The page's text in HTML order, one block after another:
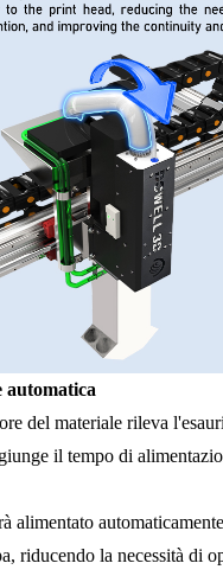
automatica
del materiale rileva
il tempo di
alimentato
riducendo la necessità di